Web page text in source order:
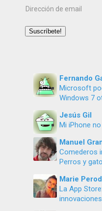
Dirección
email
Suscríbete!
Fernando
Microsoft
Windows 7
Jesús Gil
Mi iPhone
Manuel
Comederos
Perros y
Marie Perod
La App